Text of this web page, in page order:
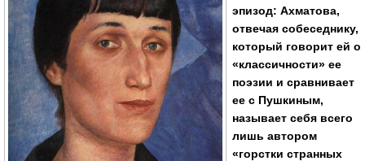
эпизод: Ахматова,
отвечая собеседнику,
который говорит ей о
«классичности» ее
поэзии и сравнивает
ее с Пушкиным,
называет себя всего
лишь автором
«горстки странных